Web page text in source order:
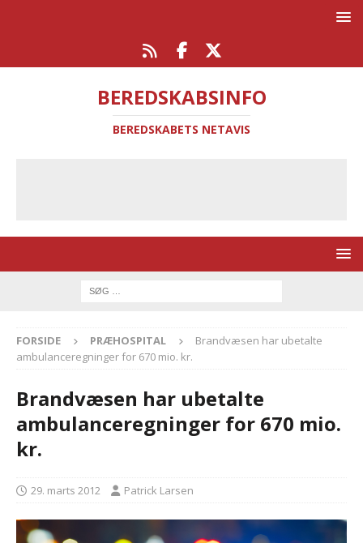
BEREDSKABSINFO
BEREDSKABETS NETAVIS
FORSIDE PRÆHOSPITAL
Brandvæsen har ubetalte
ambulanceregninger for 670 mio. kr.
Brandvæsen har ubetalte
ambulanceregninger for 670 mio.
kr.
29. marts 2012 Patrick Larsen